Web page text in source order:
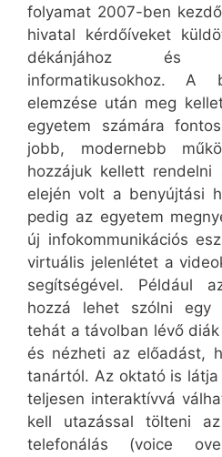
folyamat 2007-ben
hivatal kérdőíveket
dékánjához és
informatikusokhoz. A
elemzése után meg
egyetem számára
jobb, modernebb
hozzájuk kellett
elején volt a benyújtási
pedig az egyetem
új infokommunikációs
virtuális jelenlétet a
segítségével. Például
hozzá lehet szólni egy
tehát a távolban lévő
és nézheti az előadást,
tanártól. Az oktató is
teljesen interaktívvá
kell utazással tölteni
telefonálás (voice